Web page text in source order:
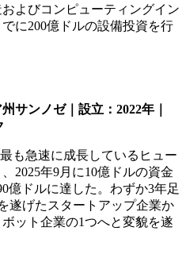
よびコンピューティングイン
に200億ドルの設備投資を行
サンノゼ｜設立：2022年｜
も急速に成長しているヒュー
2025年9月に10億ドルの資金
億ドルに達した。わずか3年足
遂げたスタートアップ企業か
ット企業の1つへと変貌を遂